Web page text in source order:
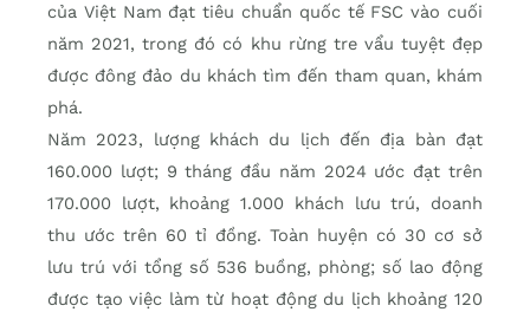
của Việt Nam đạt tiêu chuẩn quốc tế FSC vào cuối
năm 2021, trong đó có khu rừng tre vẩu tuyệt đẹp
được đông đảo du khách tìm đến tham quan, khám
phá.
Năm 2023, lượng khách du lịch đến địa bàn đạt
160.000 lượt; 9 tháng đầu năm 2024 ước đạt trên
170.000 lượt, khoảng 1.000 khách lưu trú, doanh
thu ước trên 60 tỉ đồng. Toàn huyện có 30 cơ sở
lưu trú với tổng số 536 buồng, phòng; số lao động
được tạo việc làm từ hoạt động du lịch khoảng 120